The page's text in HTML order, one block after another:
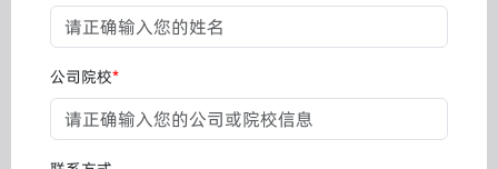
公司院校*